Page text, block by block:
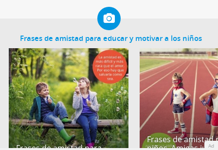
Frases de amistad para educar y motivar a los niños
Frases de amistad
Ad